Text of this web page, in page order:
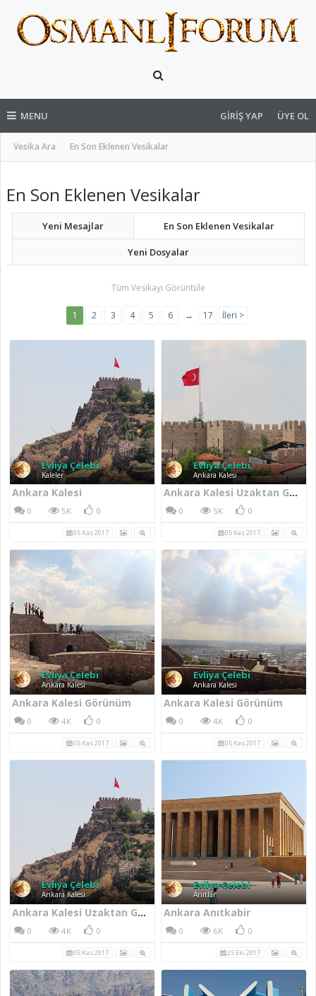
MENU
Vesika Ara En Son Eklenen Vesikalar
GIRIŞ YAP ÜYE OL
En Son Eklenen Vesikalar
Yeni Mesajlar En Son Eklenen Vesikalar
Yeni Dosyalar
Tüm Vesikayı Görüntüle
1 2 3 4 5 6 → 17 İleri >
Evliya Çelebi
Kaleler
Ankara Kalesi
0 5K 0
05 Kas 2017
Evliya Çelebi
Ankara Kalesi
Ankara Kalesi Uzaktan Görünüm
0 5K 0
05 Kas 2017
Evliya Çelebi
Ankara Kalesi
Ankara Kalesi Görünüm
0 4K 0
05 Kas 2017
Evliya Çelebi
Ankara Kalesi
Ankara Kalesi Görünüm
0 4K 0
05 Kas 2017
Evliya Çelebi
Ankara Kalesi
Ankara Kalesi Uzaktan Görünüm
0 4K 0
05 Kas 2017
Evliya Çelebi
Anıtlar
Ankara Anıtkabir
0 6K 0
25 Eki 2017